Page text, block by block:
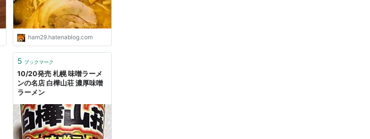
ham29.hatenablog.com
5 ブックマーク
10/20発売 札幌 味噌ラーメ
ンの名店 白樺山荘 濃厚味噌
ラーメン